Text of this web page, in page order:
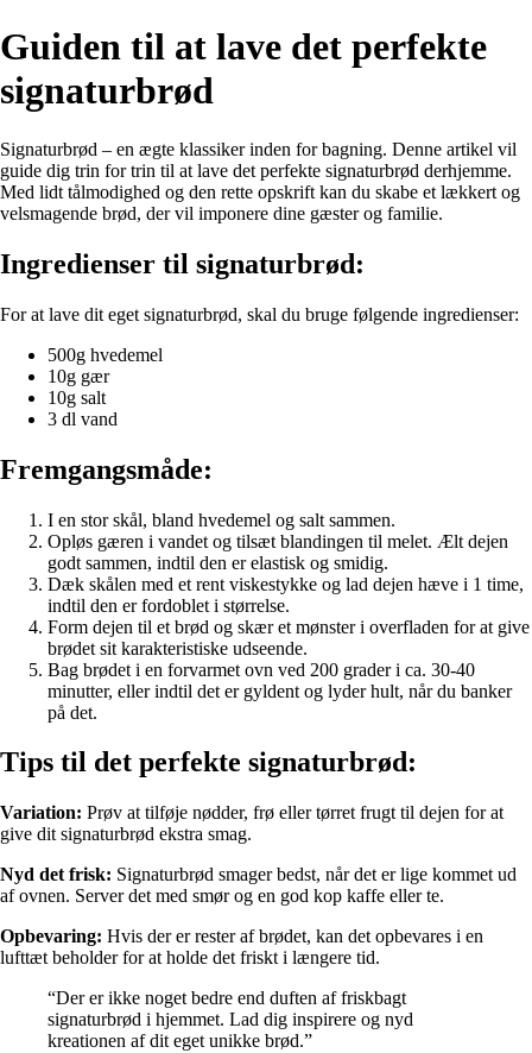
Guiden til at lave det perfekte
signaturbrød
Signaturbrød – en ægte klassiker inden for bagning. Denne artikel vil
guide dig trin for trin til at lave det perfekte signaturbrød derhjemme.
Med lidt tålmodighed og den rette opskrift kan du skabe et lækkert og
velsmagende brød, der vil imponere dine gæster og familie.
Ingredienser til signaturbrød:
For at lave dit eget signaturbrød, skal du bruge følgende ingredienser:
500g hvedemel
10g gær
10g salt
3 dl vand
Fremgangsmåde:
I en stor skål, bland hvedemel og salt sammen.
Opløs gæren i vandet og tilsæt blandingen til melet. Ælt dejen
godt sammen, indtil den er elastisk og smidig.
Dæk skålen med et rent viskestykke og lad dejen hæve i 1 time,
indtil den er fordoblet i størrelse.
Form dejen til et brød og skær et mønster i overfladen for at give
brødet sit karakteristiske udseende.
Bag brødet i en forvarmet ovn ved 200 grader i ca. 30-40
minutter, eller indtil det er gyldent og lyder hult, når du banker
på det.
Tips til det perfekte signaturbrød:
Variation: Prøv at tilføje nødder, frø eller tørret frugt til dejen for at
give dit signaturbrød ekstra smag.
Nyd det frisk: Signaturbrød smager bedst, når det er lige kommet ud
af ovnen. Server det med smør og en god kop kaffe eller te.
Opbevaring: Hvis der er rester af brødet, kan det opbevares i en
lufttæt beholder for at holde det friskt i længere tid.
“Der er ikke noget bedre end duften af friskbagt
signaturbrød i hjemmet. Lad dig inspirere og nyd
kreationen af dit eget unikke brød.”